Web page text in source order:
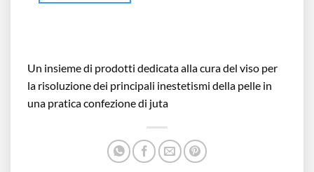
Un insieme di prodotti dedicata alla cura del viso per
la risoluzione dei principali inestetismi della pelle in
una pratica confezione di juta